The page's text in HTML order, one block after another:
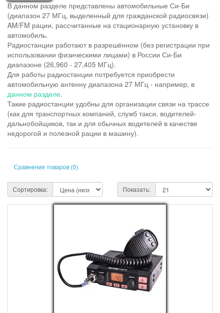
В данном разделе представлены автомобильные Си-Би
(диапазон 27 МГц, выделенный для гражданской радиосвязи)
AM/FM рации, рассчитанные на стационарную установку в
автомобиль.
Радиостанции работают в разрешённом (без регистрации при
использовании физическими лицами) в России Си-Би
диапазоне (26,960 - 27,405 МГц).
​Для работы радиостанции потребуется приобрести
автомобильную антенну диапазона 27 МГц - например, в
данном разделе.
​Такие радиостанции удобны для организации связи на трассе
(как для транспортных компаний, служб такси, водителей-
дальнобойщиков, так и для обычных водителей в качестве
недорогой и полезной рации в машину).
Сравнение товаров (0)
Сортировка: Показать: